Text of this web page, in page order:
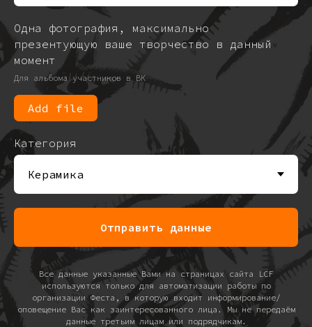
Одна фотография, максимально
презентующую ваше творчество в данный
момент
Для альбома участников в ВК
Add file
Категория
Отправить данные
Все данные указанные Вами на страницах сайта LCF
используются только для автоматизации работы по
организации Феста, в которую входит информирование/
оповещение Вас как заинтересованного лица. Мы не передаём
данные третьим лицам или подрядчикам.